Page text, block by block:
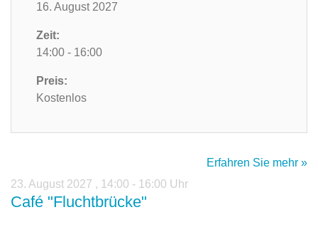
16. August 2027
Zeit:
14:00 - 16:00
Preis:
Kostenlos
Erfahren Sie mehr »
23. August 2027 , 14:00 - 16:00 Uhr
Café "Fluchtbrücke"